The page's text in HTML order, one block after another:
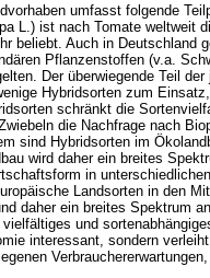
umfasst folgende
L.) ist nach Tomate weltweit
beliebt. Auch in Deutschland
Pflanzenstoffen (v.a.
Der überwiegende Teil
Hybridsorten zum
schränkt die
die Nachfrage nach
sind Hybridsorten im
wird daher ein breites
in
Landsorten in den
daher ein breites Spektrum
vielfältiges und
interessant, sondern